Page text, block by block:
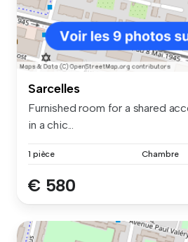
Sarcelles
Furnished room for a shared
in a chic...
1 pièce Chambre
€ 580